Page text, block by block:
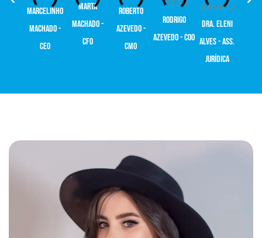
Marcelinho
Machado -
CEO
Marta
Machado -
CFO
Roberto
Azevedo -
CMO
Rodrigo
Azevedo - COO
Dra. Eleni
Alves - Ass.
Jurídica